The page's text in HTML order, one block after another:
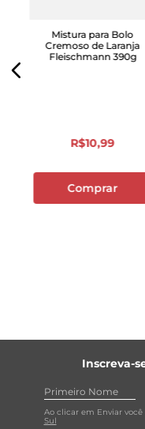
Mistura para Bolo
Cremoso de Laranja
Fleischmann 390g
R$10,99
Comprar
Inscreva-
Ao clicar em Enviar você
Sul